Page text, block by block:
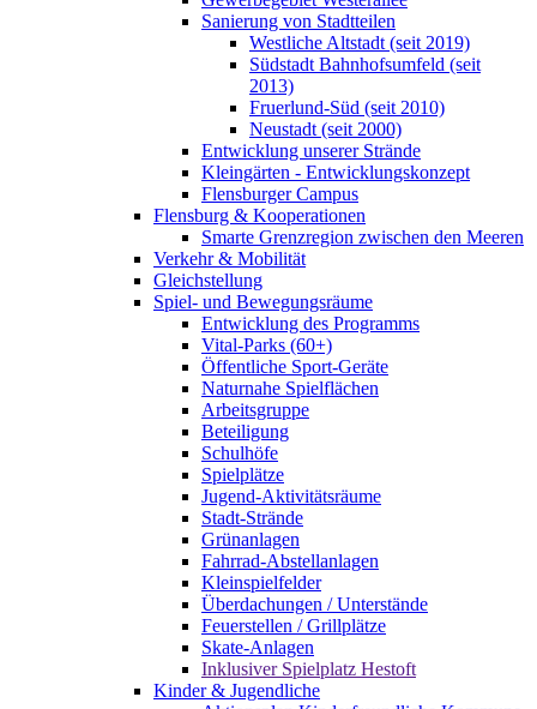
Sanierung von Stadtteilen
Westliche Altstadt (seit 2019)
Südstadt Bahnhofsumfeld (seit
2013)
Fruerlund-Süd (seit 2010)
Neustadt (seit 2000)
Entwicklung unserer Strände
Kleingärten - Entwicklungskonzept
Flensburger Campus
Flensburg & Kooperationen
Smarte Grenzregion zwischen den Meeren
Verkehr & Mobilität
Gleichstellung
Spiel- und Bewegungsräume
Entwicklung des Programms
Vital-Parks (60+)
Öffentliche Sport-Geräte
Naturnahe Spielflächen
Arbeitsgruppe
Beteiligung
Schulhöfe
Spielplätze
Jugend-Aktivitätsräume
Stadt-Strände
Grünanlagen
Fahrrad-Abstellanlagen
Kleinspielfelder
Überdachungen / Unterstände
Feuerstellen / Grillplätze
Skate-Anlagen
Inklusiver Spielplatz Hestoft
Kinder & Jugendliche